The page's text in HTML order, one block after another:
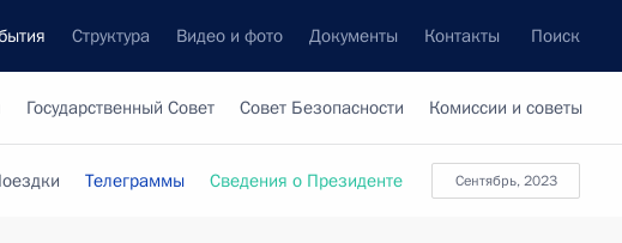
Структура Видео и фото Документы Контакты Поиск
Государственный Совет Совет Безопасности Комиссии и советы
Сентябрь, 2023
Телеграммы Сведения о Президенте